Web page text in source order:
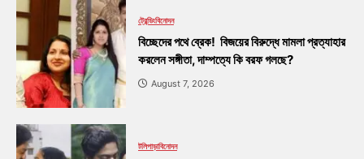
ট্রেন্ডিংবিনোদন
বিচ্ছেদের পথে ব্রেক! বিজয়ের বিরুদ্ধে মামলা প্রত্যাহার
করলেন সঙ্গীতা, দাম্পত্যে কি বরফ গলছে?
August 7, 2026
টলিপাড়াবিনোদন